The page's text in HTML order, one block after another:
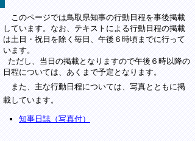
このページでは鳥取県知事の行動日程を事後掲載
しています。なお、テキストによる行動日程の掲載
は土日・祝日を除く毎日、午後６時頃までに行って
います。
ただし、当日の掲載となりますので午後６時以降の
日程については、あくまで予定となります。
また、主な行動日程については、写真とともに掲
載しています。
知事日誌（写真付）